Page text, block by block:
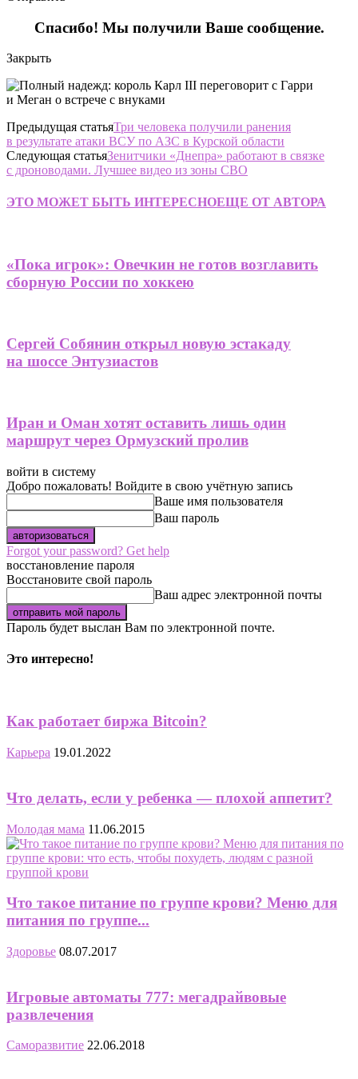
Спасибо! Мы получили Ваше сообщение.
Закрыть
Предыдущая статьяТри человека получили ранения
в результате атаки ВСУ по АЗС в Курской области
Следующая статьяЗенитчики «Днепра» работают в связке
с дроноводами. Лучшее видео из зоны СВО
ЭТО МОЖЕТ БЫТЬ ИНТЕРЕСНОЕЩЕ ОТ АВТОРА
«Пока игрок»: Овечкин не готов возглавить
сборную России по хоккею
Сергей Собянин открыл новую эстакаду
на шоссе Энтузиастов
Иран и Оман хотят оставить лишь один
маршрут через Ормузский пролив
войти в систему
Добро пожаловать! Войдите в свою учётную запись
Ваше имя пользователя
Ваш пароль
Forgot your password? Get help
восстановление пароля
Восстановите свой пароль
Ваш адрес электронной почты
Пароль будет выслан Вам по электронной почте.
Это интересно!
Как работает биржа Bitcoin?
Карьера 19.01.2022
Что делать, если у ребенка — плохой аппетит?
Молодая мама 11.06.2015
Что такое питание по группе крови? Меню для
питания по группе...
Здоровье 08.07.2017
Игровые автоматы 777: мегадрайвовые
развлечения
Саморазвитие 22.06.2018